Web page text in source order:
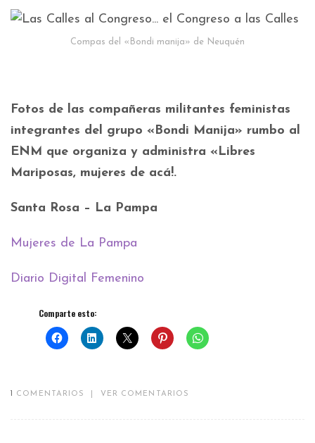
Compas del «Bondi manija» de Neuquén
Fotos de las compañeras militantes feministas
integrantes del grupo «Bondi Manija» rumbo al
ENM que organiza y administra «Libres
Mariposas, mujeres de acá!.
Santa Rosa – La Pampa
Mujeres de La Pampa
Diario Digital Femenino
Comparte esto:
1 COMENTARIOS VER COMENTARIOS